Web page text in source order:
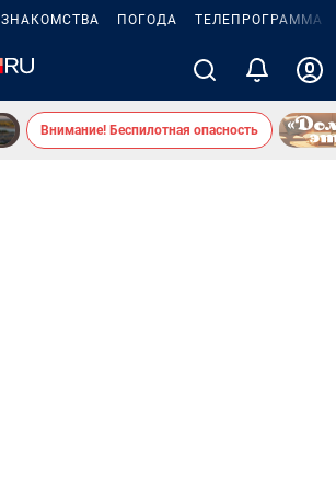
ЗНАКОМСТВА ПОГОДА ТЕЛЕПРОГРАММА
Внимание! Беспилотная опасность